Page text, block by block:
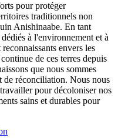
pour protéger
traditionnels non
Anishinaabe. En tant
à l'environnement et à
envers les
de ces terres depuis
que nous sommes
de réconciliation. Nous nous
pour décoloniser nos
sains et durables pour